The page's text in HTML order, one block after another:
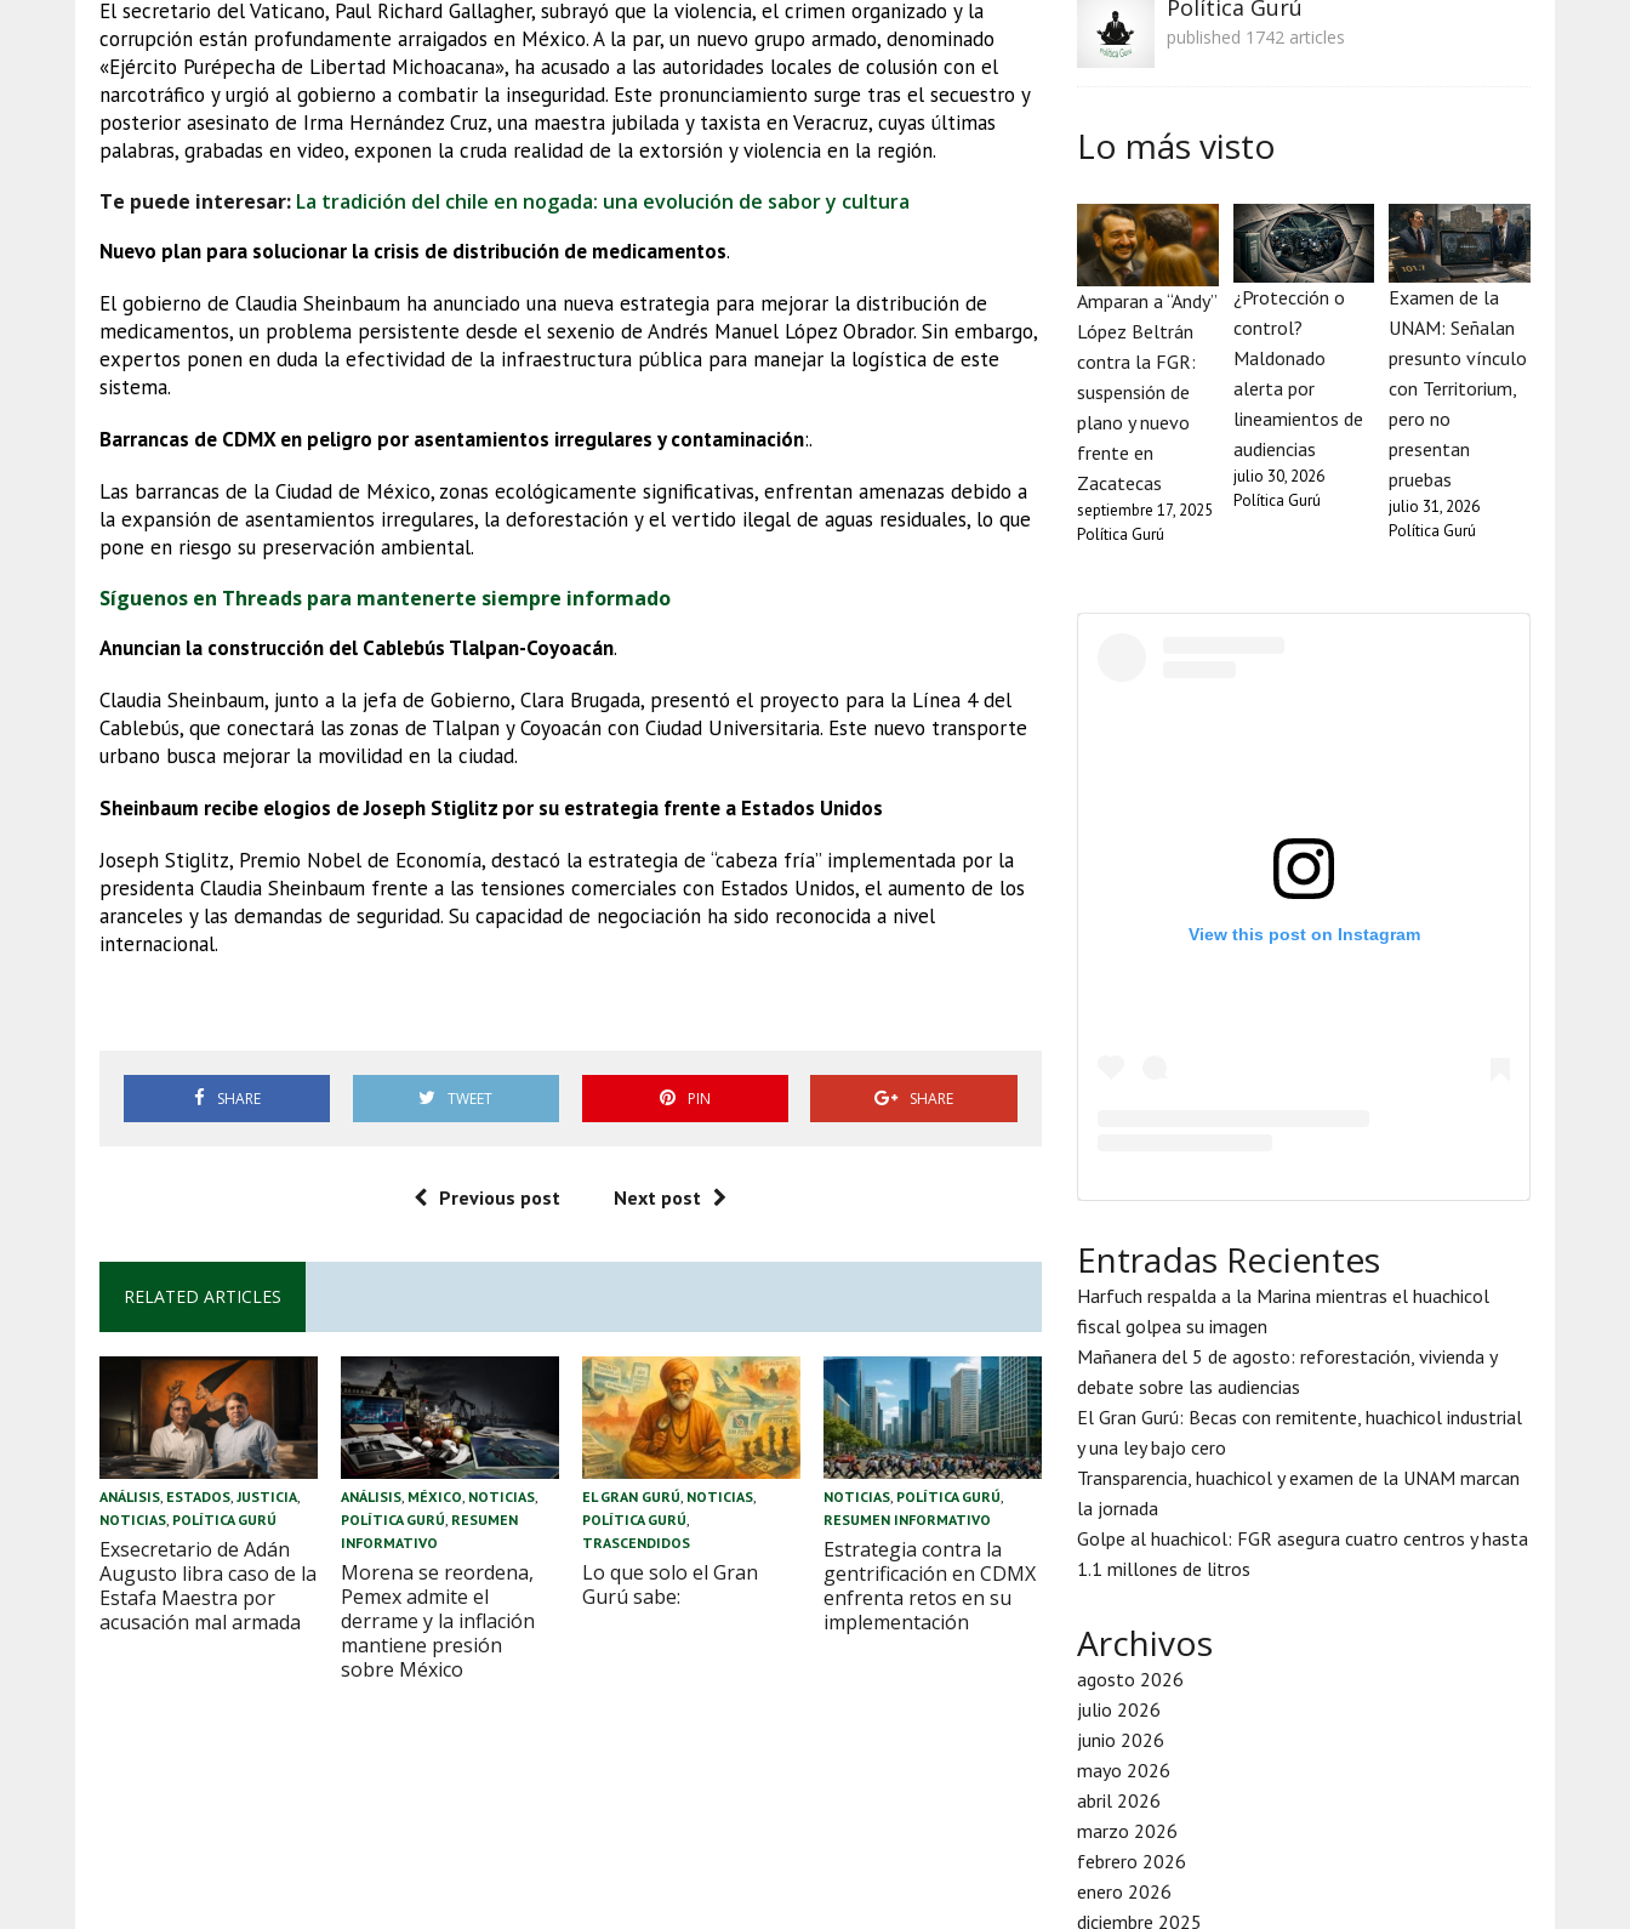
El secretario del Vaticano, Paul Richard Gallagher, subrayó que la violencia, el crimen organizado y la
corrupción están profundamente arraigados en México. A la par, un nuevo grupo armado, denominado
«Ejército Purépecha de Libertad Michoacana», ha acusado a las autoridades locales de colusión con el
narcotráfico y urgió al gobierno a combatir la inseguridad. Este pronunciamiento surge tras el secuestro y
posterior asesinato de Irma Hernández Cruz, una maestra jubilada y taxista en Veracruz, cuyas últimas
palabras, grabadas en video, exponen la cruda realidad de la extorsión y violencia en la región.
Te puede interesar: La tradición del chile en nogada: una evolución de sabor y cultura
Nuevo plan para solucionar la crisis de distribución de medicamentos.
El gobierno de Claudia Sheinbaum ha anunciado una nueva estrategia para mejorar la distribución de
medicamentos, un problema persistente desde el sexenio de Andrés Manuel López Obrador. Sin embargo,
expertos ponen en duda la efectividad de la infraestructura pública para manejar la logística de este
sistema.
Barrancas de CDMX en peligro por asentamientos irregulares y contaminación:.
Las barrancas de la Ciudad de México, zonas ecológicamente significativas, enfrentan amenazas debido a
la expansión de asentamientos irregulares, la deforestación y el vertido ilegal de aguas residuales, lo que
pone en riesgo su preservación ambiental.
Síguenos en Threads para mantenerte siempre informado
Anuncian la construcción del Cablebús Tlalpan-Coyoacán.
Claudia Sheinbaum, junto a la jefa de Gobierno, Clara Brugada, presentó el proyecto para la Línea 4 del
Cablebús, que conectará las zonas de Tlalpan y Coyoacán con Ciudad Universitaria. Este nuevo transporte
urbano busca mejorar la movilidad en la ciudad.
Sheinbaum recibe elogios de Joseph Stiglitz por su estrategia frente a Estados Unidos
Joseph Stiglitz, Premio Nobel de Economía, destacó la estrategia de “cabeza fría” implementada por la
presidenta Claudia Sheinbaum frente a las tensiones comerciales con Estados Unidos, el aumento de los
aranceles y las demandas de seguridad. Su capacidad de negociación ha sido reconocida a nivel
internacional.
SHARE TWEET PIN SHARE
Previous post Next post
RELATED ARTICLES
ANÁLISIS, ESTADOS, JUSTICIA,
NOTICIAS, POLÍTICA GURÚ
Exsecretario de Adán
Augusto libra caso de la
Estafa Maestra por
acusación mal armada
ANÁLISIS, MÉXICO, NOTICIAS,
POLÍTICA GURÚ, RESUMEN
INFORMATIVO
Morena se reordena,
Pemex admite el
derrame y la inflación
mantiene presión
sobre México
EL GRAN GURÚ, NOTICIAS,
POLÍTICA GURÚ,
TRASCENDIDOS
Lo que solo el Gran
Gurú sabe:
NOTICIAS, POLÍTICA GURÚ,
RESUMEN INFORMATIVO
Estrategia contra la
gentrificación en CDMX
enfrenta retos en su
implementación
Política Gurú
published 1742 articles
Lo más visto
Amparan a “Andy”
López Beltrán
contra la FGR:
suspensión de
plano y nuevo
frente en
Zacatecas
septiembre 17, 2025
Política Gurú
¿Protección o
control?
Maldonado
alerta por
lineamientos de
audiencias
julio 30, 2026
Política Gurú
Examen de la
UNAM: Señalan
presunto vínculo
con Territorium,
pero no
presentan
pruebas
julio 31, 2026
Política Gurú
View this post on Instagram
Entradas Recientes
Harfuch respalda a la Marina mientras el huachicol
fiscal golpea su imagen
Mañanera del 5 de agosto: reforestación, vivienda y
debate sobre las audiencias
El Gran Gurú: Becas con remitente, huachicol industrial
y una ley bajo cero
Transparencia, huachicol y examen de la UNAM marcan
la jornada
Golpe al huachicol: FGR asegura cuatro centros y hasta
1.1 millones de litros
Archivos
agosto 2026
julio 2026
junio 2026
mayo 2026
abril 2026
marzo 2026
febrero 2026
enero 2026
diciembre 2025